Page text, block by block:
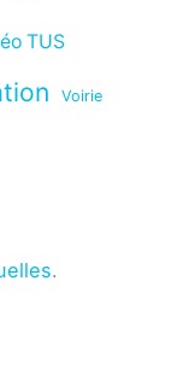
TUS
Voirie
.